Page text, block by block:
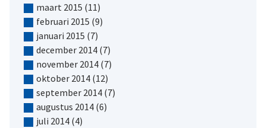
maart 2015 (11)
februari 2015 (9)
januari 2015 (7)
december 2014(7)
november 2014(7)
oktober 2014(12)
september 2014(7)
augustus 2014(6)
juli 2014(4)